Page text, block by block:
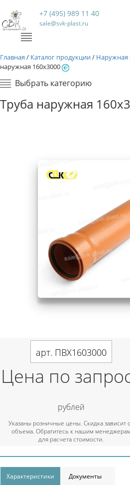
+7 (495) 989 11 40
sale@svk-plast.ru
Главная / Каталог продукции/ Наружная
наружная 160х3000
Выбрать категорию
Труба наружная
арт. ПВХ1603000
Цена по
рублей
Указаны розничные цены. Скидка зависит
объема. Обратитесь к нашим менеджерам
для расчета стоимости.
Характеристики Документы